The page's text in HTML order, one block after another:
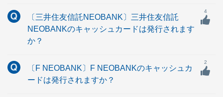
〔三井住友信託NEOBANK〕三井住友信託
NEOBANKのキャッシュカードは発行されます
か？
4
〔F NEOBANK〕F NEOBANKのキャッシュカ
ードは発行されますか？
2